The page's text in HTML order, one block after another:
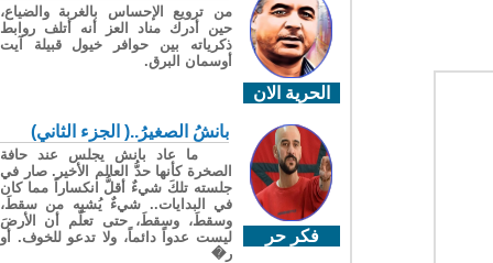
الحرية الان
من ترويع الإحساس بالغربة والضياع،
حين أدرك مناد العز أنه أتلف روابط
ذكرياته بين حوافر خيول قبيلة آيت
أوسمان البرق.
فكر حر
بانشُ الصغيرُ..( الجزء الثاني)
ما عاد بانش يجلس عند حافة
الصخرة كأنها حدُّ العالم الأخير. صار في
جلسته تلكَ شيءٌ أقلُّ انكساراً مما كان
في البدايات.. شيءٌ يُشبِه من سقطَ،
وسقطَ، وسقطَ، حتى تعلّم أن الأرضَ
ليست عدواً دائماً، ولا تدعو للخوف. أو
ر�